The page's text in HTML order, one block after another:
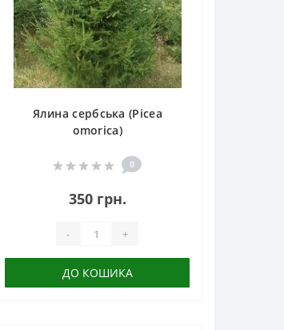
Ялина сербська (Picea
omorica)
0
350 грн.
- +
ДО КОШИКА